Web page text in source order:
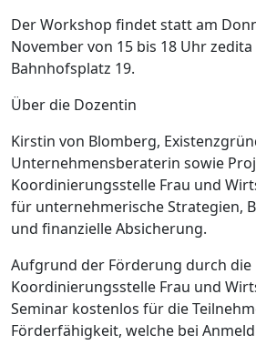
Der Workshop findet statt am
November von 15 bis 18 Uhr zedita
Bahnhofsplatz 19.
Über die Dozentin
Kirstin von Blomberg,
Unternehmensberaterin sowie
Koordinierungsstelle Frau und
für unternehmerische Strategien,
und finanzielle Absicherung.
Aufgrund der Förderung durch die
Koordinierungsstelle Frau und
Seminar kostenlos für die
Förderfähigkeit, welche bei